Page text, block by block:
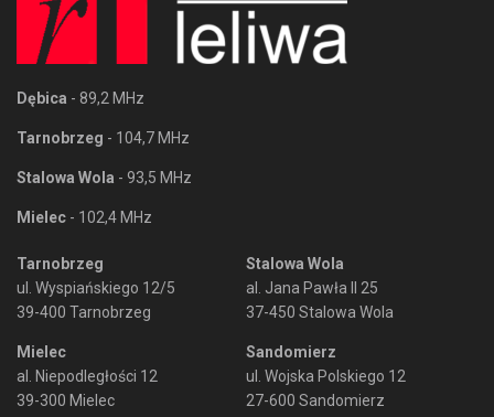
Dębica - 89,2 MHz
Tarnobrzeg - 104,7 MHz
Stalowa Wola - 93,5 MHz
Mielec - 102,4 MHz
Tarnobrzeg
ul. Wyspiańskiego 12/5
39-400 Tarnobrzeg
Mielec
al. Niepodległości 12
39-300 Mielec
Stalowa Wola
al. Jana Pawła II 25
37-450 Stalowa Wola
Sandomierz
ul. Wojska Polskiego 12
27-600 Sandomierz